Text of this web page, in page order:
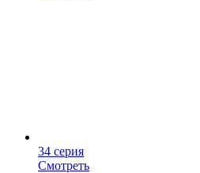
34 серия
Смотреть